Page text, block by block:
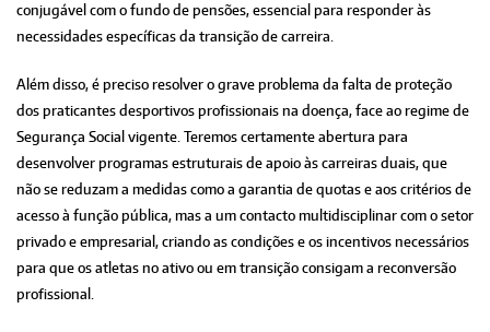
conjugável com o fundo de pensões, essencial para responder às
necessidades específicas da transição de carreira.
Além disso, é preciso resolver o grave problema da falta de proteção
dos praticantes desportivos profissionais na doença, face ao regime de
Segurança Social vigente. Teremos certamente abertura para
desenvolver programas estruturais de apoio às carreiras duais, que
não se reduzam a medidas como a garantia de quotas e aos critérios de
acesso à função pública, mas a um contacto multidisciplinar com o setor
privado e empresarial, criando as condições e os incentivos necessários
para que os atletas no ativo ou em transição consigam a reconversão
profissional.